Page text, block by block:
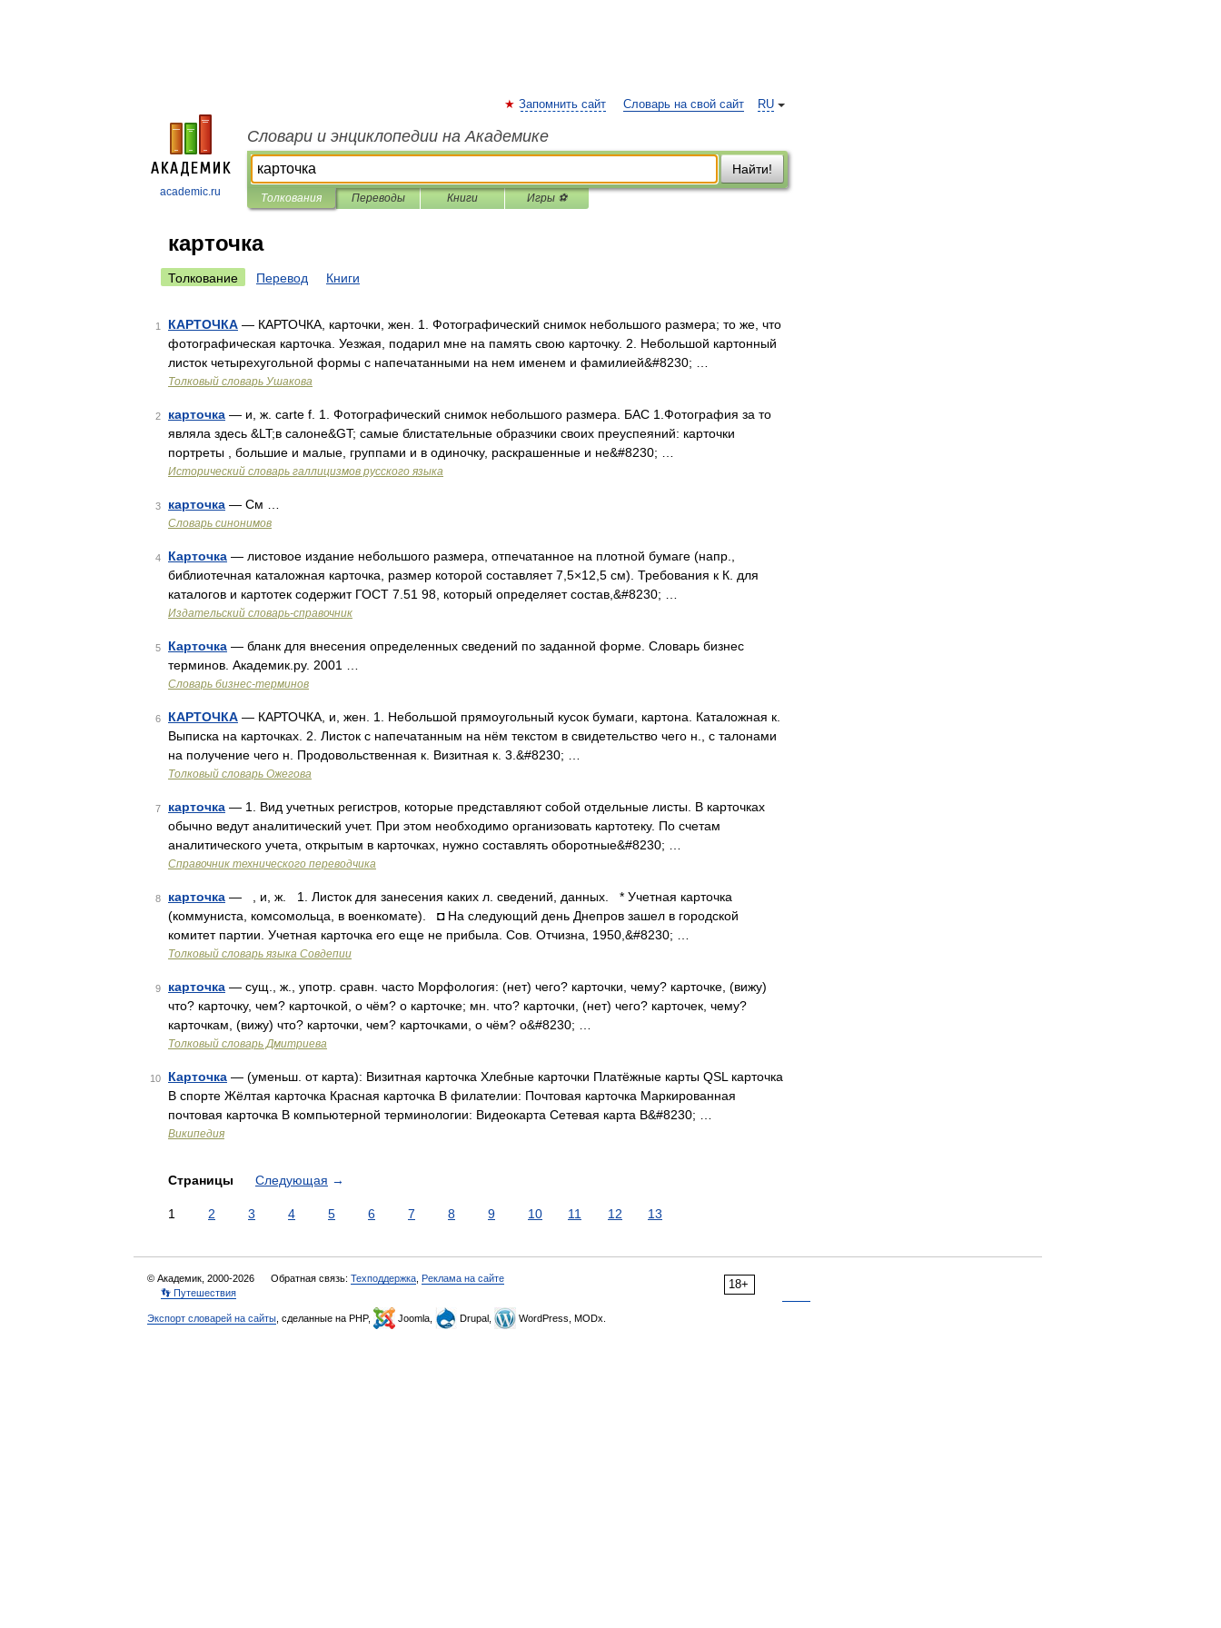
academic.ru
RU
Запомнить сайт Словарь на свой сайт
Словари и энциклопедии на Академике
Найти!
Толкования Переводы Книги Игры ⚽
карточка
Толкование Перевод Книги
1 КАРТОЧКА — КАРТОЧКА, карточки, жен. 1. Фотографический снимок небольшого размера; то же, что
фотографическая карточка. Уезжая, подарил мне на память свою карточку. 2. Небольшой картонный
листок четырехугольной формы с напечатанными на нем именем и фамилией&#8230; …
Толковый словарь Ушакова
2 карточка — и, ж. carte f. 1. Фотографический снимок небольшого размера. БАС 1.Фотография за то
являла здесь &LT;в салоне&GT; самые блистательные образчики своих преуспеяний: карточки
портреты , большие и малые, группами и в одиночку, раскрашенные и не&#8230; …
Исторический словарь галлицизмов русского языка
3 карточка — См …
Словарь синонимов
4 Карточка — листовое издание небольшого размера, отпечатанное на плотной бумаге (напр.,
библиотечная каталожная карточка, размер которой составляет 7,5×12,5 см). Требования к К. для
каталогов и картотек содержит ГОСТ 7.51 98, который определяет состав,&#8230; …
Издательский словарь-справочник
5 Карточка — бланк для внесения определенных сведений по заданной форме. Словарь бизнес
терминов. Академик.ру. 2001 …
Словарь бизнес-терминов
6 КАРТОЧКА — КАРТОЧКА, и, жен. 1. Небольшой прямоугольный кусок бумаги, картона. Каталожная к.
Выписка на карточках. 2. Листок с напечатанным на нём текстом в свидетельство чего н., с талонами
на получение чего н. Продовольственная к. Визитная к. 3.&#8230; …
Толковый словарь Ожегова
7 карточка — 1. Вид учетных регистров, которые представляют собой отдельные листы. В карточках
обычно ведут аналитический учет. При этом необходимо организовать картотеку. По счетам
аналитического учета, открытым в карточках, нужно составлять оборотные&#8230; …
Справочник технического переводчика
8 карточка — , и, ж. 1. Листок для занесения каких л. сведений, данных. * Учетная карточка
(коммуниста, комсомольца, в военкомате). ◘ На следующий день Днепров зашел в городской
комитет партии. Учетная карточка его еще не прибыла. Сов. Отчизна, 1950,&#8230; …
Толковый словарь языка Совдепии
9 карточка — сущ., ж., употр. сравн. часто Морфология: (нет) чего? карточки, чему? карточке, (вижу)
что? карточку, чем? карточкой, о чём? о карточке; мн. что? карточки, (нет) чего? карточек, чему?
карточкам, (вижу) что? карточки, чем? карточками, о чём? о&#8230; …
Толковый словарь Дмитриева
10 Карточка — (уменьш. от карта): Визитная карточка Хлебные карточки Платёжные карты QSL карточка
В спорте Жёлтая карточка Красная карточка В филателии: Почтовая карточка Маркированная
почтовая карточка В компьютерной терминологии: Видеокарта Сетевая карта В&#8230; …
Википедия
Страницы Следующая →
1 2 3 4 5 6 7 8 9 10 11 12 13
18+
© Академик, 2000-2026 Обратная связь: Техподдержка Реклама на сайте
👣 Путешествия
Экспорт словарей на сайты , сделанные на PHP, Joomla, Drupal, WordPress, MODx.